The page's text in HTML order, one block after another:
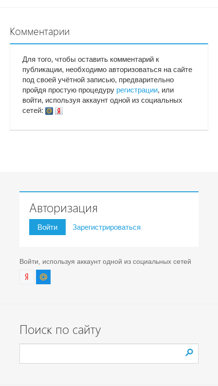
Комментарии
Для того, чтобы оставить комментарий к
публикации, необходимо авторизоваться на сайте
под своей учётной записью, предварительно
пройдя простую процедуру регистрации, или
войти, используя аккаунт одной из социальных
сетей:
Авторизация
Войти Зарегистрироваться
Войти, используя аккаунт одной из социальных сетей
Поиск по сайту